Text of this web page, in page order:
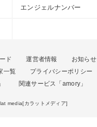
エンジェルナンバー
ド 運営者情報
お知らせ
一覧
プライバシーポリシー
関連サービス「amory」
media[カラットメディア]